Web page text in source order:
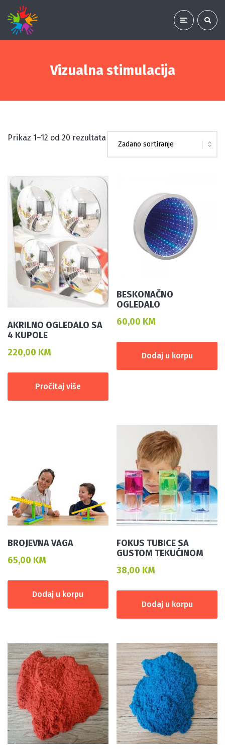
Vizualna stimulacija
Prikaz 1–12 od 20 rezultata
AKRILNO OGLEDALO SA
4 KUPOLE
220,00 KM
Pročitaj više
BESKONAČNO
OGLEDALO
60,00 KM
Dodaj u korpu
BROJEVNA VAGA
65,00 KM
Dodaj u korpu
FOKUS TUBICE SA
GUSTOM TEKUĆINOM
38,00 KM
Dodaj u korpu